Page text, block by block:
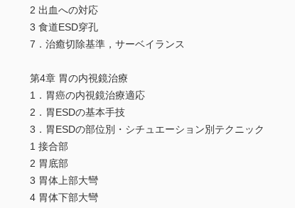
2 出血への対応
3 食道ESD穿孔
7．治癒切除基準，サーベイランス
第4章 胃の内視鏡治療
1．胃癌の内視鏡治療適応
2．胃ESDの基本手技
3．胃ESDの部位別・シチュエーション別テクニック
1 接合部
2 胃底部
3 胃体上部大彎
4 胃体下部大彎